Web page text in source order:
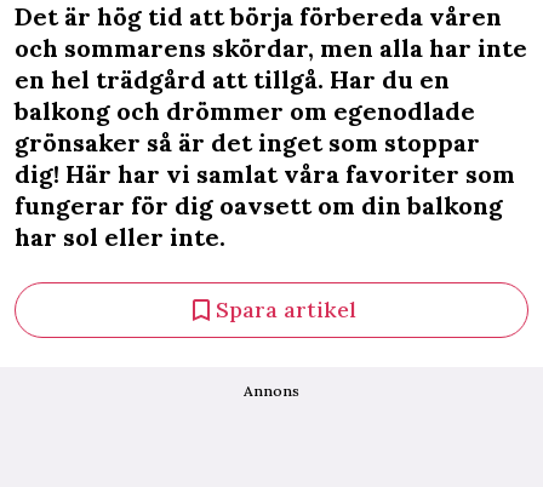
Det är hög tid att börja förbereda våren
och sommarens skördar, men alla har inte
en hel trädgård att tillgå. Har du en
balkong och drömmer om egenodlade
grönsaker så är det inget som stoppar
dig! Här har vi samlat våra favoriter som
fungerar för dig oavsett om din balkong
har sol eller inte.
Spara artikel
Annons